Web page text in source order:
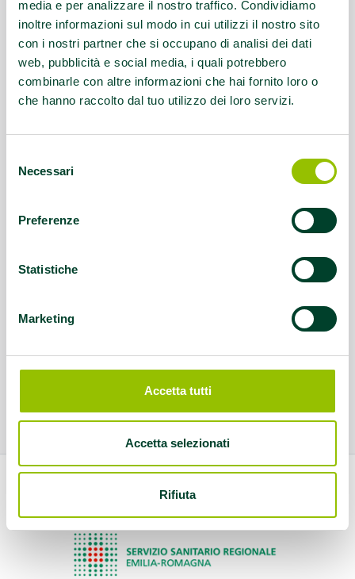
media e per analizzare il nostro traffico. Condividiamo
inoltre informazioni sul modo in cui utilizzi il nostro sito
con i nostri partner che si occupano di analisi dei dati
web, pubblicità e social media, i quali potrebbero
combinarle con altre informazioni che hai fornito loro o
che hanno raccolto dal tuo utilizzo dei loro servizi.
delNecessari
Preferenze
Statistiche
Marketing
Accetta tutti
Accetta selezionati
Rifiuta
(udito)
Questo contenuto si trova inDisabilità e sport